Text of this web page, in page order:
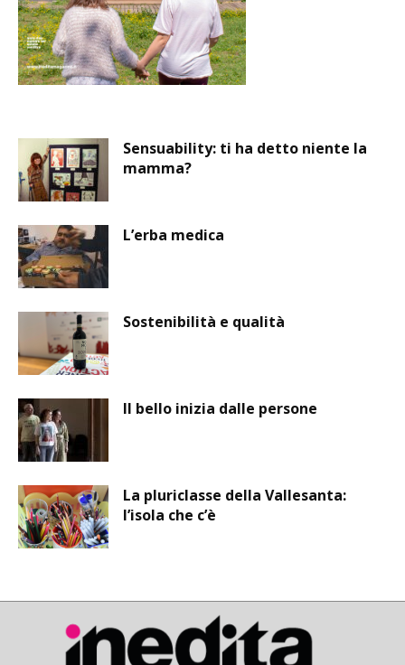
Sensuability: ti ha detto niente la
mamma?
L’erba medica
Sostenibilità e qualità
Il bello inizia dalle persone
La pluriclasse della Vallesanta:
l’isola che c’è